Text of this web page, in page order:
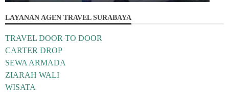
LAYANAN AGEN TRAVEL SURABAYA
TRAVEL DOOR TO DOOR
CARTER DROP
SEWA ARMADA
ZIARAH WALI
WISATA